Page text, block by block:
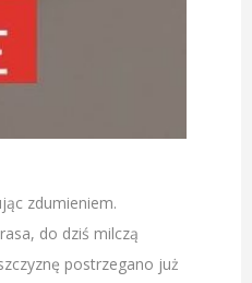
zdumieniem.
do dziś milczą
postrzegano już